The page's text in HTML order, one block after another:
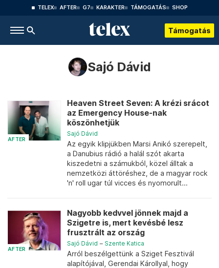
TELEX AFTER G7 KARAKTER TÁMOGATÁS SHOP
Támogatás
Sajó Dávid
AFTER
Heaven Street Seven: A krézi srácot
az Emergency House-nak
köszönhetjük
Sajó Dávid
Az egyik klipjükben Marsi Anikó szerepelt,
a Danubius rádió a halál szót akarta
kiszedetni a számukból, közel álltak a
nemzetközi áttöréshez, de a magyar rock
'n' roll ugar túl vicces és nyomorult...
AFTER
Nagyobb kedvvel jönnek majd a
Szigetre is, mert kevésbé lesz
frusztrált az ország
Sajó Dávid – Szente Katica
Arról beszélgettünk a Sziget Fesztivál
alapítójával, Gerendai Károllyal, hogy